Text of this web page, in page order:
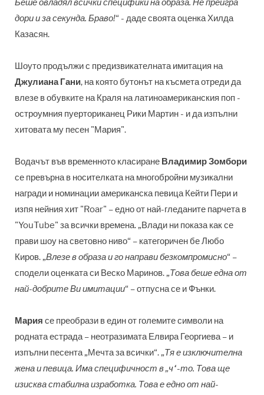
Беше овладял всички специфики на образа. Не преигра
дори и за секунда. Браво!“ - даде своята оценка Хилда
Казасян.
Шоуто продължи с предизвикателната имитация на
Джулиана Гани, на която бутонът на късмета отреди да
влезе в обувките на Краля на латиноамериканския поп -
остроумния пуерториканец Рики Мартин - и да изпълни
хитовата му песен "Мария".
Водачът във временното класиране Владимир Зомбори
се превърна в носителката на многобройни музикални
награди и номинации американска певица Кейти Пери и
изпя нейния хит "Roar" – едно от най-гледаните парчета в
"YouTube" за всички времена. „Влади ни показа как се
прави шоу на световно ниво“ – категоричен бе Любо
Киров. „Влезе в образа и го направи безкомпромисно“ –
сподели оценката си Веско Маринов. „Това беше една от
най-добрите Ви имитации“ –отпусна се и Фънки.
Мария се преобрази в един от големите символи на
родната естрада– неотразимата Елвира Георгиева– и
изпълни песента „Мечта за всички“. „Тя е изключителна
жена и певица. Има специфичност в „ч“-то. Това ще
изисква стабилна изработка. Това е едно от най-